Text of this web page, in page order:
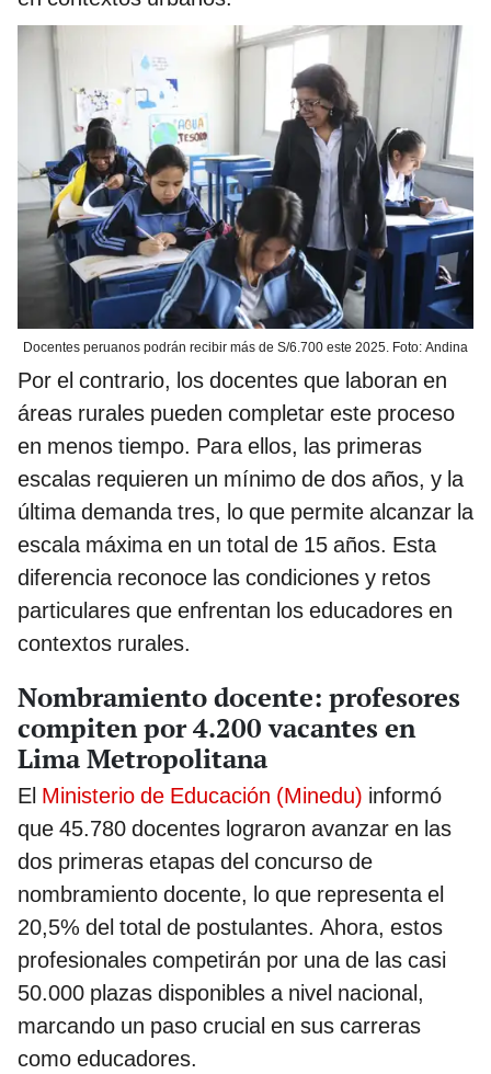
Docentes peruanos podrán recibir más de S/6.700 este 2025. Foto: Andina
Por el contrario, los docentes que laboran en
áreas rurales pueden completar este proceso
en menos tiempo. Para ellos, las primeras
escalas requieren un mínimo de dos años, y la
última demanda tres, lo que permite alcanzar la
escala máxima en un total de 15 años. Esta
diferencia reconoce las condiciones y retos
particulares que enfrentan los educadores en
contextos rurales.
Nombramiento docente: profesores
compiten por 4.200 vacantes en
Lima Metropolitana
El Ministerio de Educación (Minedu) informó
que 45.780 docentes lograron avanzar en las
dos primeras etapas del concurso de
nombramiento docente, lo que representa el
20,5% del total de postulantes. Ahora, estos
profesionales competirán por una de las casi
50.000 plazas disponibles a nivel nacional,
marcando un paso crucial en sus carreras
como educadores.